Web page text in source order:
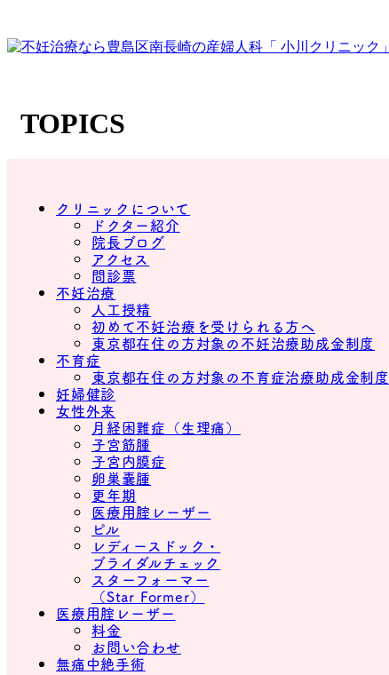
TOPICS
クリニックについて
ドクター紹介
院長ブログ
アクセス
問診票
不妊治療
人工授精
初めて不妊治療を受けられる方へ
東京都在住の方対象の不妊治療助成金制度
不育症
東京都在住の方対象の不育症治療助成金制度
妊婦健診
女性外来
月経困難症（生理痛）
子宮筋腫
子宮内膜症
卵巣嚢腫
更年期
医療用腟レーザー
ピル
レディースドック・
ブライダルチェック
スターフォーマー
（Star Former）
医療用腟レーザー
料金
お問い合わせ
無痛中絶手術